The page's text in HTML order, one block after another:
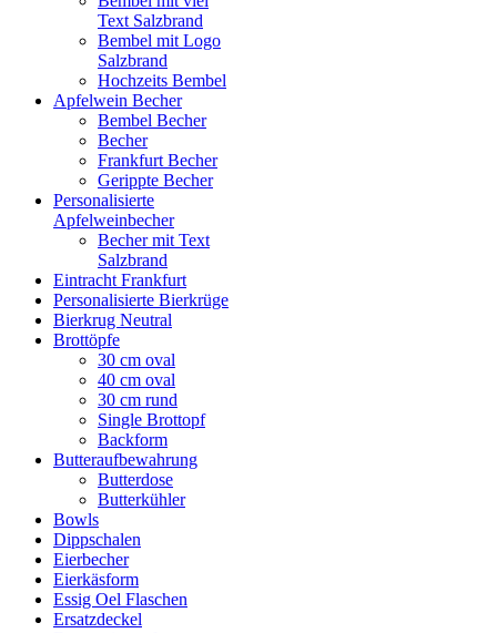
Text Salzbrand
Bembel mit Logo
Salzbrand
Hochzeits Bembel
Apfelwein Becher
Bembel Becher
Becher
Frankfurt Becher
Gerippte Becher
Personalisierte
Apfelweinbecher
Becher mit Text
Salzbrand
Eintracht Frankfurt
Personalisierte Bierkrüge
Bierkrug Neutral
Brottöpfe
30 cm oval
40 cm oval
30 cm rund
Single Brottopf
Backform
Butteraufbewahrung
Butterdose
Butterkühler
Bowls
Dippschalen
Eierbecher
Eierkäsform
Essig Oel Flaschen
Ersatzdeckel